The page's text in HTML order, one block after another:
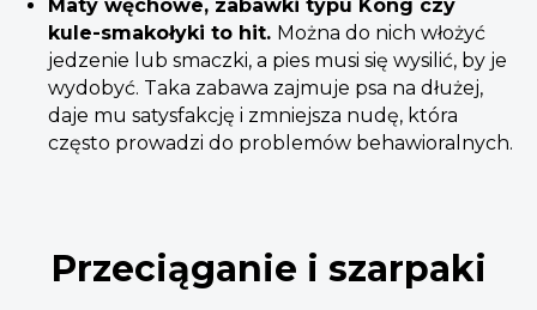
Maty węchowe, zabawki typu Kong czy
kule-smakołyki to hit. Można do nich włożyć
jedzenie lub smaczki, a pies musi się wysilić, by je
wydobyć. Taka zabawa zajmuje psa na dłużej,
daje mu satysfakcję i zmniejsza nudę, która
często prowadzi do problemów behawioralnych.
Przeciąganie i szarpaki